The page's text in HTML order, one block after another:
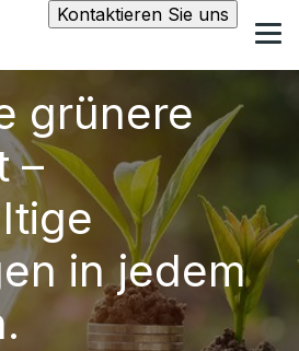
Kontaktieren Sie uns
grünere
–
in jedem